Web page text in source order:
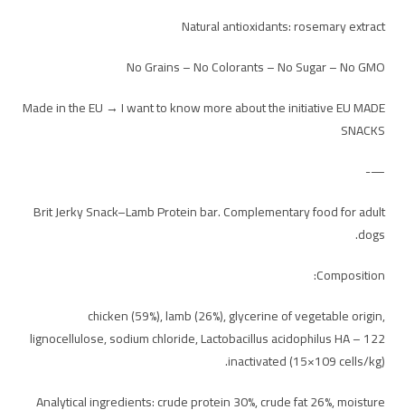
Natural antioxidants: rosemary extract
No Grains – No Colorants – No Sugar – No GMO
Made in the EU → I want to know more about the initiative EU MADE
SNACKS
—-
Brit Jerky Snack–Lamb Protein bar. Complementary food for adult
dogs.
Composition:
chicken (59%), lamb (26%), glycerine of vegetable origin,
lignocellulose, sodium chloride, Lactobacillus acidophilus HA – 122
inactivated (15×109 cells/kg).
Analytical ingredients: crude protein 30%, crude fat 26%, moisture